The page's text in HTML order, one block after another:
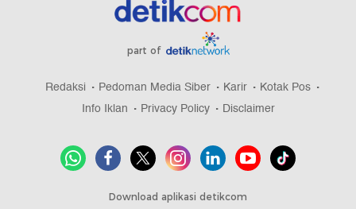
part of
Redaksi Pedoman Media Siber Karir
Kotak Pos
Info Iklan
Privacy Policy Disclaimer
Download aplikasi detikcom